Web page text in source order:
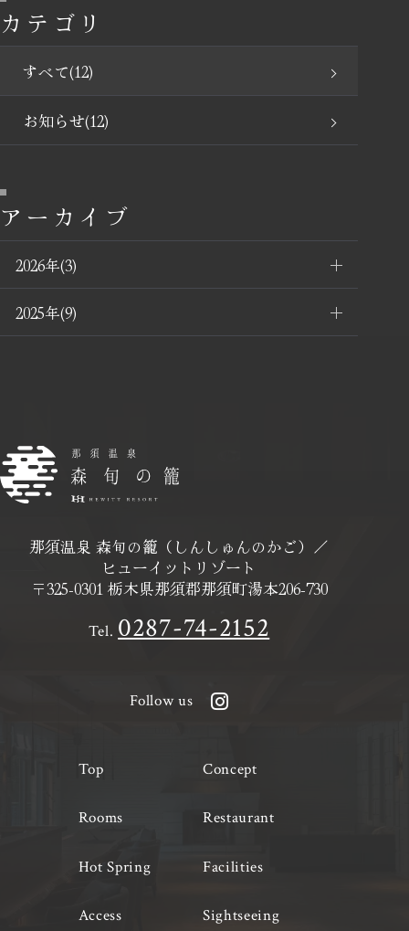
カテゴリ
すべて(12)
お知らせ(12)
アーカイブ
2026年(3)
2025年(9)
那須温泉 森旬の籠（しんしゅんのかご）／
ヒューイットリゾート
〒325-0301 栃木県那須郡那須町湯本206-730
Tel. 0287-74-2152
Follow us
Top Concept
Rooms Restaurant
Hot Spring Facilities
Access Sightseeing